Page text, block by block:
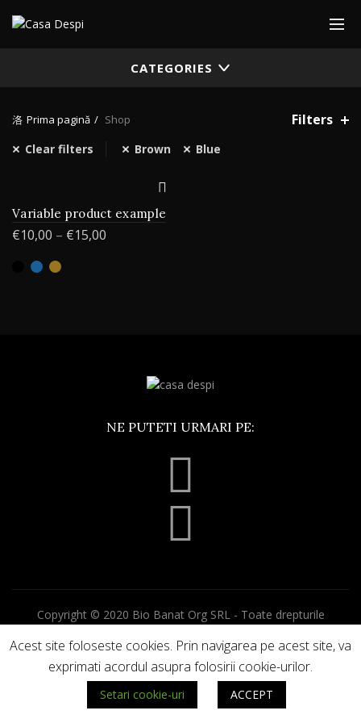
CATEGORIES
Prima pagină Shop Filters
Clear filters Brown Blue
Variable product example
€10,00 – €15,00
NE PUTETI URMARI PE:
Copyright © 2020 Bio Banat Org SRL - Toate drepturile
Termeni si conditii
Politica de confidentialitate
Politica de cookie-uri
Acest site foloseste cookies. Prin navigarea pe acest site, va
exprimati acordul asupra folosirii cookie-urilor.
Setari cookie-uri ACCEPT